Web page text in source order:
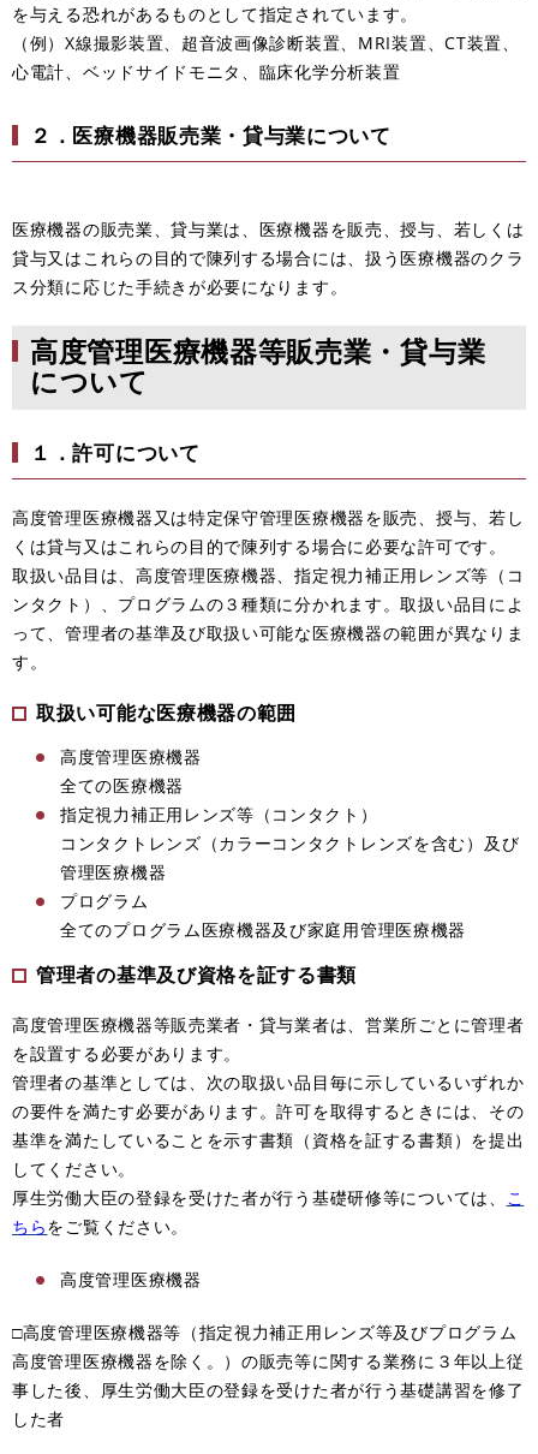
を与える恐れがあるものとして指定されています。
（例）X線撮影装置、超音波画像診断装置、MRI装置、CT装置、
心電計、ベッドサイドモニタ、臨床化学分析装置
２．医療機器販売業・貸与業について
医療機器の販売業、貸与業は、医療機器を販売、授与、若しくは
貸与又はこれらの目的で陳列する場合には、扱う医療機器のクラ
ス分類に応じた手続きが必要になります。
高度管理医療機器等販売業・貸与業
について
１．許可について
高度管理医療機器又は特定保守管理医療機器を販売、授与、若し
くは貸与又はこれらの目的で陳列する場合に必要な許可です。
取扱い品目は、高度管理医療機器、指定視力補正用レンズ等（コ
ンタクト）、プログラムの３種類に分かれます。取扱い品目によ
って、管理者の基準及び取扱い可能な医療機器の範囲が異なりま
す。
取扱い可能な医療機器の範囲
高度管理医療機器
全ての医療機器
指定視力補正用レンズ等（コンタクト）
コンタクトレンズ（カラーコンタクトレンズを含む）及び
管理医療機器
プログラム
全てのプログラム医療機器及び家庭用管理医療機器
管理者の基準及び資格を証する書類
高度管理医療機器等販売業者・貸与業者は、営業所ごとに管理者
を設置する必要があります。
管理者の基準としては、次の取扱い品目毎に示しているいずれか
の要件を満たす必要があります。許可を取得するときには、その
基準を満たしていることを示す書類（資格を証する書類）を提出
してください。
厚生労働大臣の登録を受けた者が行う基礎研修等については、
こ
ちらをご覧ください。
高度管理医療機器
□高度管理医療機器等（指定視力補正用レンズ等及びプログラム
高度管理医療機器を除く。）の販売等に関する業務に３年以上従
事した後、厚生労働大臣の登録を受けた者が行う基礎講習を修了
した者